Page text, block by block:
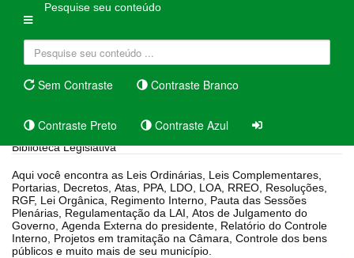
Pesquise seu conteúdo
Sem Contraste Contraste Branco
Contraste Preto Contraste Azul
Biblioteca Legislativa
Aqui você encontra as Leis Ordinárias, Leis Complementares,
Portarias, Decretos, Atas, PPA, LDO, LOA, RREO, Resoluções,
RGF, Lei Orgânica, Regimento Interno, Pauta das Sessões
Plenárias, Regulamentação da LAI, Atos de Julgamento do
Governo, Agenda Externa do presidente, Relatório do Controle
Interno, Projetos em tramitação na Câmara, Controle dos bens
públicos e muito mais de seu município.